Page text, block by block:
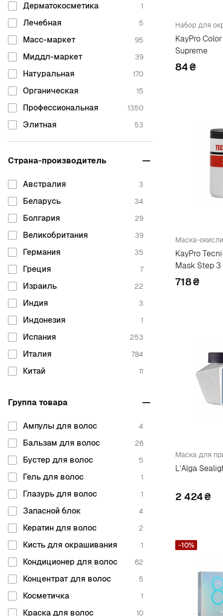
Bao-Med 2
Barex Italiana 49
Barwa Cosmetics 2
Beaute Mediterranea 2
Bema Cosmetici 3
Beyond 1
Bheyse 2
Bielita 14
Biocyte 2
Biosilk 7
Biotop 14
Bioxil 1
Black Professional Line 10
Bogenia 5
Bokka Botanika 3
Bosley 4
Brelil Professional 27
Byphasse 9
C
Ceraclinic
1
Chi 24
Clode
Coiffance Professionnel 10
Collistar 5
Comex 1
Coslys 2
Dabur
17
Daeng Gi Meo Ri 6
Davroe 3
Deeply 10
Delia 3
Design Look 4
Дерматокосметика 1
Лечебная 5
Масс-маркет 95
Миддл-маркет 39
Натуральная 170
Органическая 15
Профессиональная 1350
Элитная 53
Страна-производитель
Австралия 3
Беларусь 34
Болгария 29
Великобритания 39
Германия 35
Греция 7
Израиль 22
Индия 3
Индонезия 1
Испания 253
Италия 784
Китай 11
Латвия 1
Мексика 2
Нидерланды 2
ОАЭ 17
Польша 46
Россия 61
Румыния 11
США 99
Украина 90
Франция 104
Швейцария 4
Швеция 26
Южная Корея 59
Группа товара
Ампулы для волос 4
Бальзам для волос 26
Бустер для волос 5
Гель для волос 1
Глазурь для волос 1
Запасной блок 4
Кератин для волос 2
Кисть для окрашивания 1
Кондиционер для волос 62
Концентрат для волос 5
Косметичка 1
Краска для волос 10
KayPro
Supreme
84₴
Маска-
KayPro
Mask Step 3
718₴
Маска для
L’Alga
2 424₴
-10%